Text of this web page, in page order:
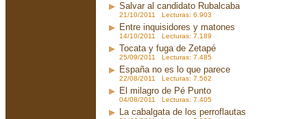
Salvar al candidato Rubalcaba
21/10/2011 Lecturas: 6.903
Entre inquisidores y matones
14/10/2011 Lecturas: 7.189
Tocata y fuga de Zetapé
25/09/2011 Lecturas: 7.485
España no es lo que parece
22/08/2011 Lecturas: 7.562
El milagro de Pé Punto
04/08/2011 Lecturas: 7.405
La cabalgata de los perroflautas